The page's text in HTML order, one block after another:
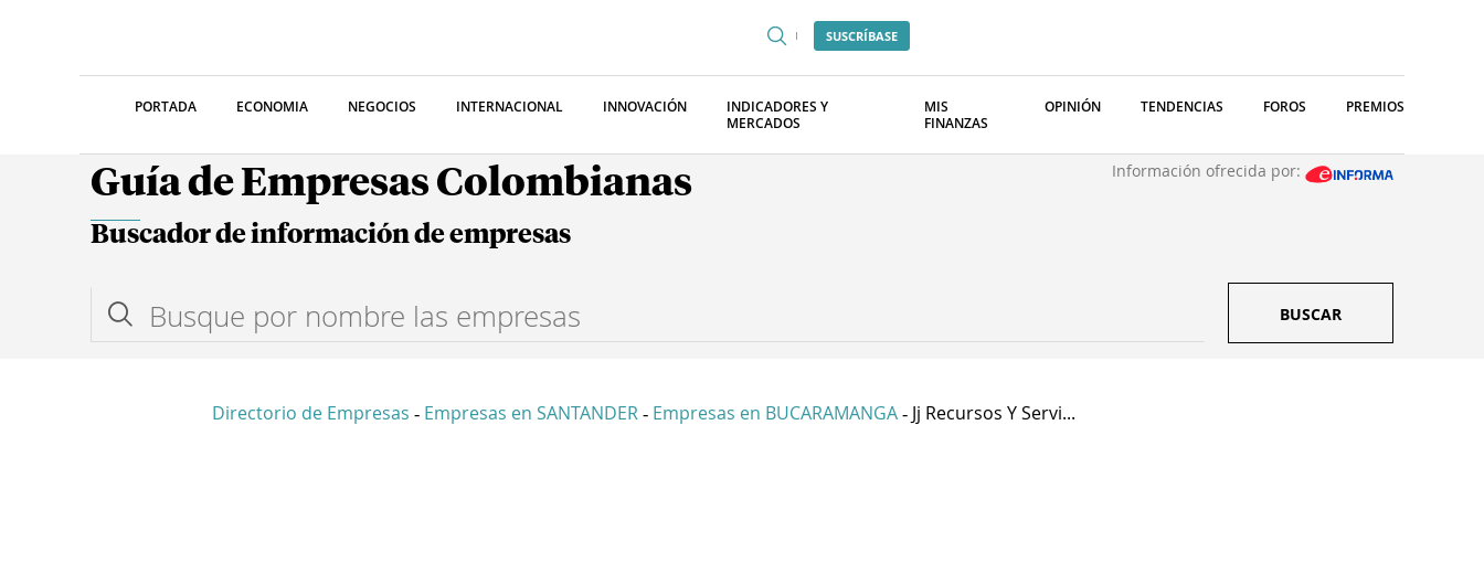
SUSCRÍBASE
PORTADA ECONOMIA NEGOCIOS INTERNACIONAL INNOVACIÓN
INDICADORES Y
MERCADOS
MIS
FINANZAS
OPINIÓN TENDENCIAS FOROS PREMIOS
Guía de Empresas Colombianas Información ofrecida por:
Buscador de información de empresas
BUSCAR
Directorio de Empresas - Empresas en SANTANDER - Empresas en BUCARAMANGA - Jj Recursos Y Servi...